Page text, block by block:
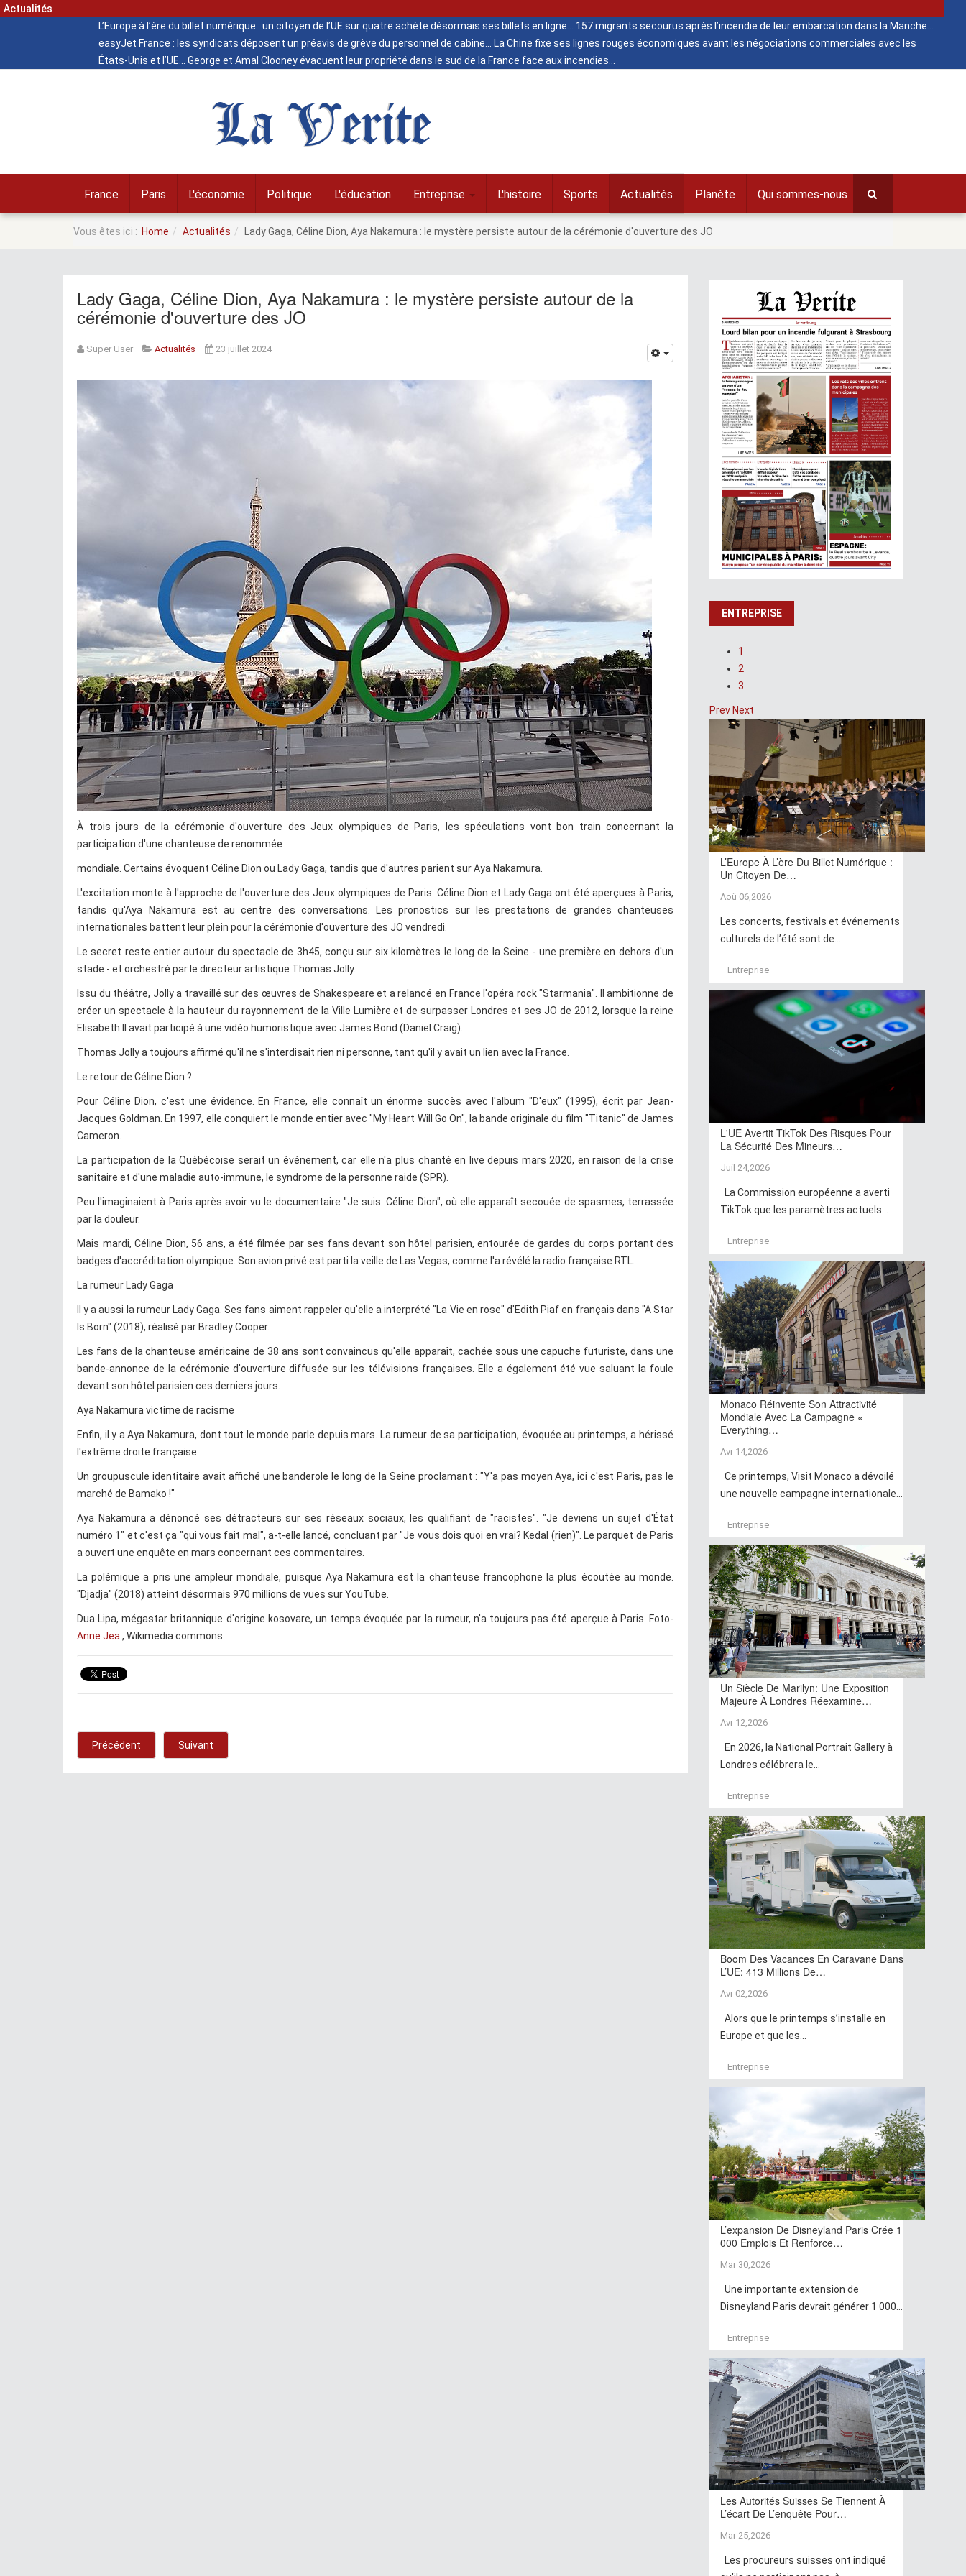
Actualités
L’Europe à l’ère du billet numérique : un citoyen de l’UE sur quatre achète désormais ses billets en ligne
157 migrants secourus après l’incendie de leur embarcation dans la Manche
easyJet France : les syndicats déposent un préavis de grève du personnel de cabine
La Chine fixe ses lignes rouges économiques avant les négociations commerciales avec les
États-Unis et l’UE
George et Amal Clooney évacuent leur propriété dans le sud de la France face aux incendies
La Verite
France Paris L'économie Politique L'éducation Entreprise L'histoire Sports Actualités Planète Qui sommes-nous
Vous êtes ici : Home Actualités Lady Gaga, Céline Dion, Aya Nakamura : le mystère persiste autour de la cérémonie d'ouverture des JO
Lady Gaga, Céline Dion, Aya Nakamura : le mystère persiste autour de la
cérémonie d'ouverture des JO
Super User Actualités 23 juillet 2024
À trois jours de la cérémonie d'ouverture des Jeux olympiques de Paris, les spéculations vont bon train concernant la
participation d'une chanteuse de renommée
mondiale. Certains évoquent Céline Dion ou Lady Gaga, tandis que d'autres parient sur Aya Nakamura.
L'excitation monte à l'approche de l'ouverture des Jeux olympiques de Paris. Céline Dion et Lady Gaga ont été aperçues à Paris,
tandis qu'Aya Nakamura est au centre des conversations. Les pronostics sur les prestations de grandes chanteuses
internationales battent leur plein pour la cérémonie d'ouverture des JO vendredi.
Le secret reste entier autour du spectacle de 3h45, conçu sur six kilomètres le long de la Seine - une première en dehors d'un
stade - et orchestré par le directeur artistique Thomas Jolly.
Issu du théâtre, Jolly a travaillé sur des œuvres de Shakespeare et a relancé en France l'opéra rock "Starmania". Il ambitionne de
créer un spectacle à la hauteur du rayonnement de la Ville Lumière et de surpasser Londres et ses JO de 2012, lorsque la reine
Elisabeth II avait participé à une vidéo humoristique avec James Bond (Daniel Craig).
Thomas Jolly a toujours affirmé qu'il ne s'interdisait rien ni personne, tant qu'il y avait un lien avec la France.
Le retour de Céline Dion ?
Pour Céline Dion, c'est une évidence. En France, elle connaît un énorme succès avec l'album "D'eux" (1995), écrit par Jean-
Jacques Goldman. En 1997, elle conquiert le monde entier avec "My Heart Will Go On", la bande originale du film "Titanic" de James
Cameron.
La participation de la Québécoise serait un événement, car elle n'a plus chanté en live depuis mars 2020, en raison de la crise
sanitaire et d'une maladie auto-immune, le syndrome de la personne raide (SPR).
Peu l'imaginaient à Paris après avoir vu le documentaire "Je suis: Céline Dion", où elle apparaît secouée de spasmes, terrassée
par la douleur.
Mais mardi, Céline Dion, 56 ans, a été filmée par ses fans devant son hôtel parisien, entourée de gardes du corps portant des
badges d'accréditation olympique. Son avion privé est parti la veille de Las Vegas, comme l'a révélé la radio française RTL.
La rumeur Lady Gaga
Il y a aussi la rumeur Lady Gaga. Ses fans aiment rappeler qu'elle a interprété "La Vie en rose" d'Edith Piaf en français dans "A Star
Is Born" (2018), réalisé par Bradley Cooper.
Les fans de la chanteuse américaine de 38 ans sont convaincus qu'elle apparaît, cachée sous une capuche futuriste, dans une
bande-annonce de la cérémonie d'ouverture diffusée sur les télévisions françaises. Elle a également été vue saluant la foule
devant son hôtel parisien ces derniers jours.
Aya Nakamura victime de racisme
Enfin, il y a Aya Nakamura, dont tout le monde parle depuis mars. La rumeur de sa participation, évoquée au printemps, a hérissé
l'extrême droite française.
Un groupuscule identitaire avait affiché une banderole le long de la Seine proclamant : "Y'a pas moyen Aya, ici c'est Paris, pas le
marché de Bamako !"
Aya Nakamura a dénoncé ses détracteurs sur ses réseaux sociaux, les qualifiant de "racistes". "Je deviens un sujet d'État
numéro 1" et c'est ça "qui vous fait mal", a-t-elle lancé, concluant par "Je vous dois quoi en vrai? Kedal (rien)". Le parquet de Paris
a ouvert une enquête en mars concernant ces commentaires.
La polémique a pris une ampleur mondiale, puisque Aya Nakamura est la chanteuse francophone la plus écoutée au monde.
"Djadja" (2018) atteint désormais 970 millions de vues sur YouTube.
Dua Lipa, mégastar britannique d'origine kosovare, un temps évoquée par la rumeur, n'a toujours pas été aperçue à Paris. Foto-
Anne Jea. , Wikimedia commons.
Précédent Suivant
ENTREPRISE
1
2
3
Prev Next
L’Europe À L’ère Du Billet Numérique :
Un Citoyen De…
Aoû 06,2026
Les concerts, festivals et événements
culturels de l’été sont de...
Entreprise
L'UE Avertit TikTok Des Risques Pour
La Sécurité Des Mineurs…
Juil 24,2026
La Commission européenne a averti
TikTok que les paramètres actuels...
Entreprise
Monaco Réinvente Son Attractivité
Mondiale Avec La Campagne «
Everything…
Avr 14,2026
Ce printemps, Visit Monaco a dévoilé
une nouvelle campagne internationale...
Entreprise
Un Siècle De Marilyn: Une Exposition
Majeure À Londres Réexamine…
Avr 12,2026
En 2026, la National Portrait Gallery à
Londres célébrera le...
Entreprise
Boom Des Vacances En Caravane Dans
L’UE: 413 Millions De…
Avr 02,2026
Alors que le printemps s’installe en
Europe et que les...
Entreprise
L’expansion De Disneyland Paris Crée 1
000 Emplois Et Renforce…
Mar 30,2026
Une importante extension de
Disneyland Paris devrait générer 1 000...
Entreprise
Les Autorités Suisses Se Tiennent À
L’écart De L’enquête Pour…
Mar 25,2026
Les procureurs suisses ont indiqué